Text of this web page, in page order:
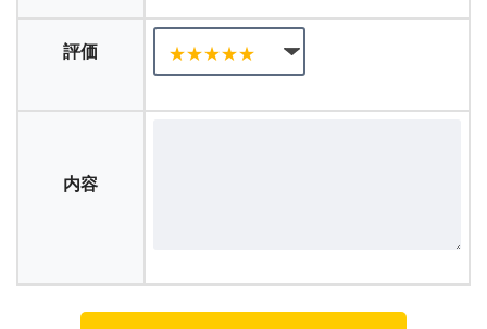
評価
内容